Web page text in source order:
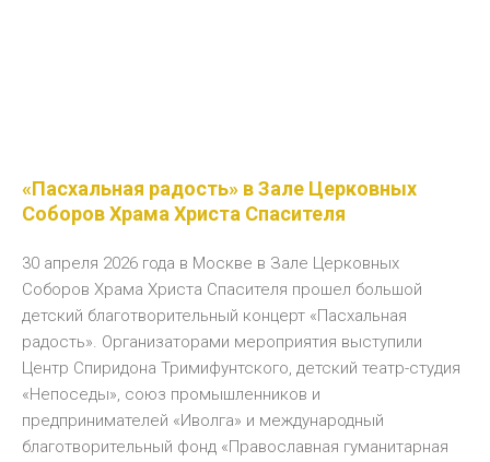
«Пасхальная радость» в Зале Церковных
Соборов Храма Христа Спасителя
30 апреля 2026 года в Москве в Зале Церковных
Соборов Храма Христа Спасителя прошел большой
детский благотворительный концерт «Пасхальная
радость». Организаторами мероприятия выступили
Центр Спиридона Тримифунтского, детский театр-студия
«Непоседы», союз промышленников и
предпринимателей «Иволга» и международный
благотворительный фонд «Православная гуманитарная